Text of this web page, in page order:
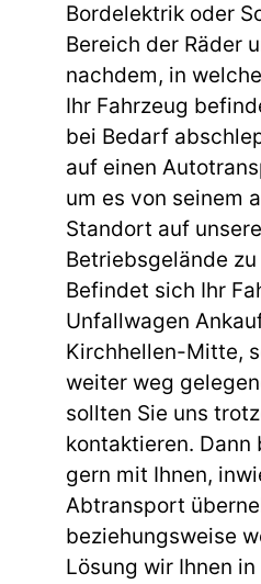
Bordelektrik oder
Bereich der Räder
nachdem, in
Ihr Fahrzeug
bei Bedarf
auf einen
um es von seinem
Standort auf unsere
Betriebsgelände
Befindet sich Ihr
Unfallwagen
Kirchhellen-Mitte,
weiter weg
sollten Sie uns
kontaktieren. Dann
gern mit Ihnen,
Abtransport
beziehungsweise
Lösung wir Ihnen